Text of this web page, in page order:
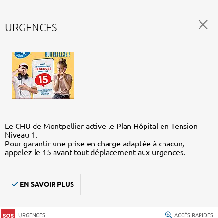
URGENCES
Le CHU de Montpellier active le Plan Hôpital en Tension –
Niveau 1.
Pour garantir une prise en charge adaptée à chacun,
appelez le 15 avant tout déplacement aux urgences.
EN SAVOIR PLUS
URGENCES ACCÈS RAPIDES